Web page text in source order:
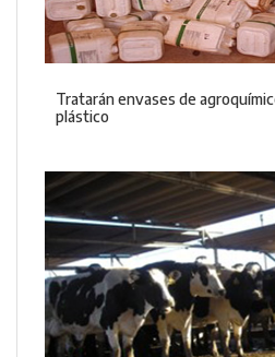
Tratarán envases de
plástico